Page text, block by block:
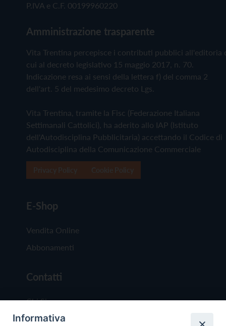
P.IVA e C.F. 00199960220
Amministrazione trasparente
Vita Trentina percepisce i contributi pubblici all'editoria
cui al decreto legislativo 15 maggio 2017, n. 70.
Indicazione resa ai sensi della lettera f) del comma 2
dell'art. 5 del medesimo decreto Lgs.
Vita Trentina, tramite la Fisc (Federazione Italiana
Settimanali Cattolici), ha aderito allo IAP (Istituto
dell'Autodisciplina Pubblicitaria) accettando il Codice di
Autodisciplina della Comunicazione Commerciale
E-Shop
Vendita Online
Abbonamenti
Contatti
Chi Siamo
Redazione
Informativa